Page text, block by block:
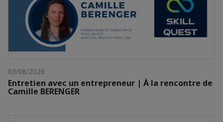
03/08/2026
Entretien avec un entrepreneur | À la rencontre de
Camille BERENGER